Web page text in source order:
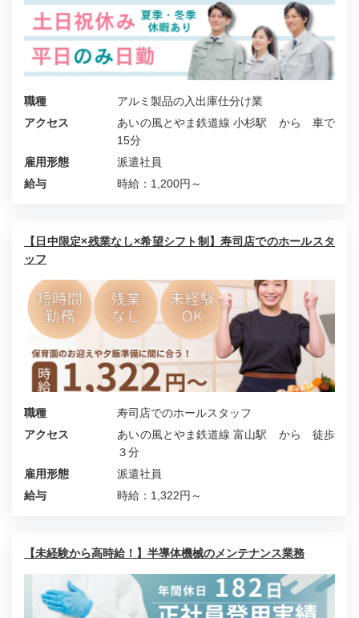
職種
アルミ製品の入出庫仕分け業
アクセス
あいの風とやま鉄道線 小杉駅 から 車で
15分
雇用形態
派遣社員
給与
時給：1,200円～
【日中限定×残業なし×希望シフト制】寿司店でのホールスタ
ッフ
職種
寿司店でのホールスタッフ
アクセス
あいの風とやま鉄道線 富山駅 から 徒歩
３分
雇用形態
派遣社員
給与
時給：1,322円～
【未経験から高時給！】半導体機械のメンテナンス業務